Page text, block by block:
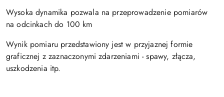
Wysoka dynamika pozwala na przeprowadzenie pomiarów
na odcinkach do 100 km
Wynik pomiaru przedstawiony jest w przyjaznej formie
graficznej z zaznaczonymi zdarzeniami - spawy, złącza,
uszkodzenia itp.